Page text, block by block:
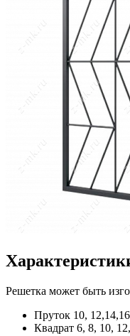
Решетка может быть
Пруток 10,
Квадрат 6, 8, 10,